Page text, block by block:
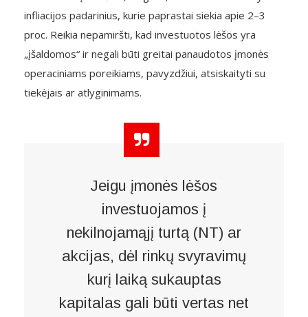
infliacijos padarinius, kurie paprastai siekia apie 2–3
proc. Reikia nepamiršti, kad investuotos lėšos yra
„įšaldomos“ ir negali būti greitai panaudotos įmonės
operaciniams poreikiams, pavyzdžiui, atsiskaityti su
tiekėjais ar atlyginimams.
Jeigu įmonės lėšos
investuojamos į
nekilnojamąjį turtą (NT) ar
akcijas, dėl rinkų svyravimų
kurį laiką sukauptas
kapitalas gali būti vertas net